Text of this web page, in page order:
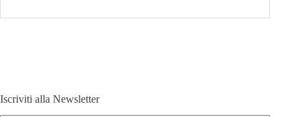
Iscriviti alla Newsletter